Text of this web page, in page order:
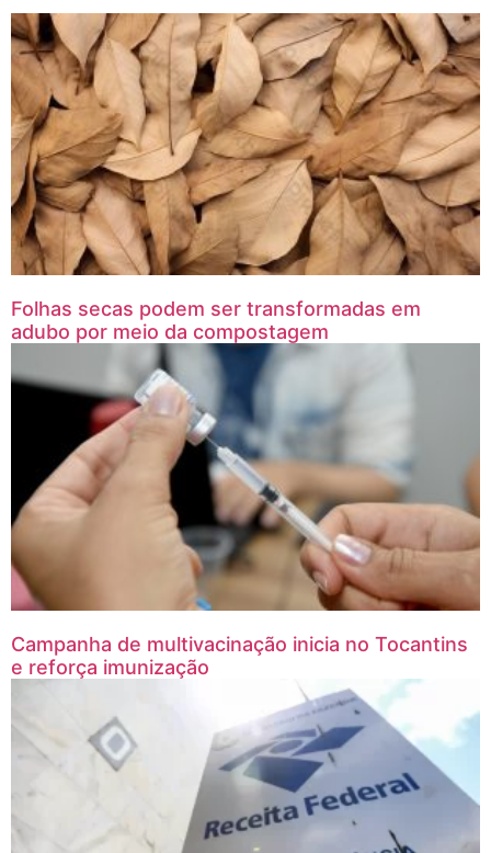
Folhas secas podem ser transformadas em
adubo por meio da compostagem
Campanha de multivacinação inicia no Tocantins
e reforça imunização